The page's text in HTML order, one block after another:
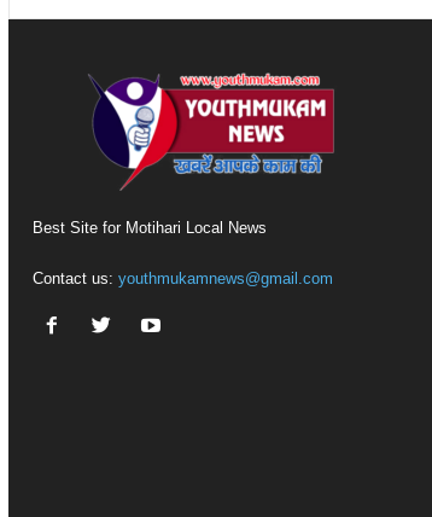
Best Site for Motihari Local News
Contact us: youthmukamnews@gmail.com